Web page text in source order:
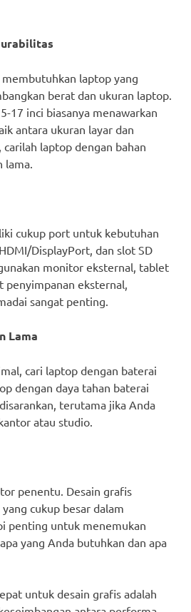
laptop yang
berat dan ukuran laptop.
17 inci biasanya menawarkan
antara ukuran layar dan
laptop dengan bahan
lama.
cukup port untuk kebutuhan
DisplayPort, dan slot SD
monitor eksternal, tablet
penyimpanan eksternal,
sangat penting.
Lama
cari laptop dengan baterai
dengan daya tahan baterai
terutama jika Anda
atau studio.
penentu. Desain grafis
cukup besar dalam
penting untuk menemukan
yang Anda butuhkan dan apa
untuk desain grafis adalah